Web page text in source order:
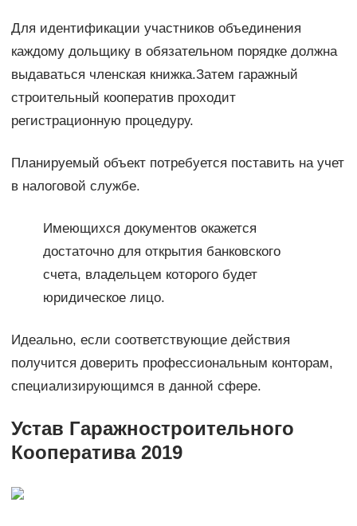
Для идентификации участников объединения
каждому дольщику в обязательном порядке должна
выдаваться членская книжка.Затем гаражный
строительный кооператив проходит
регистрационную процедуру.
Планируемый объект потребуется поставить на учет
в налоговой службе.
Имеющихся документов окажется
достаточно для открытия банковского
счета, владельцем которого будет
юридическое лицо.
Идеально, если соответствующие действия
получится доверить профессиональным конторам,
специализирующимся в данной сфере.
Устав Гаражностроительного
Кооператива 2019